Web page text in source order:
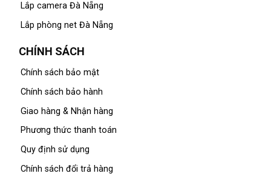
Lắp camera Đà Nẵng
Lắp phòng net Đà Nẵng
CHÍNH SÁCH
Chính sách bảo mật
Chính sách bảo hành
Giao hàng & Nhận hàng
Phương thức thanh toán
Quy định sử dụng
Chính sách đổi trả hàng